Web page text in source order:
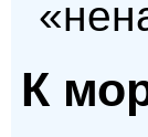
К